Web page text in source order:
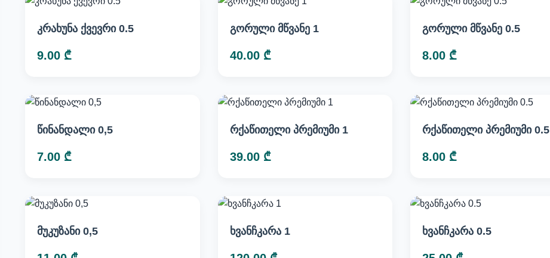
კრახუნა ქვევრი 0.5
9.00 ₾
გორული მწვანე 1
40.00 ₾
გორული მწვანე 0.5
8.00 ₾
წინანდალი 0,5
7.00 ₾
რქაწითელი პრემიუმი 1
39.00 ₾
რქაწითელი პრემიუმი 0.5
8.00 ₾
მუკუზანი 0,5 ხვანჩკარა 1 ხვანჩკარა 0.5